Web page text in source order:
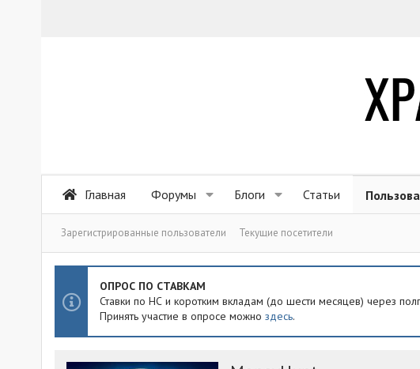
Главная Форумы Блоги Статьи
Зарегистрированные пользователи Текущие посетители
ОПРОС ПО СТАВКАМ
Ставки по НС и коротким вкладам (до шести месяцев) через
Принять участие в опросе можно здесь.